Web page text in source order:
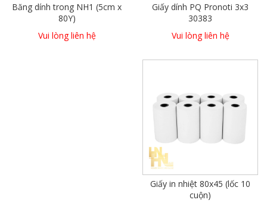
Băng dính trong NH1 (5cm x
80Y)
Vui lòng liên hệ
Giấy dính PQ Pronoti 3x3
30383
Vui lòng liên hệ
Giấy in nhiệt 80x45 (lốc 10
cuộn)